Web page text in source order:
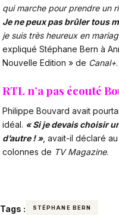
qui marche pour prendre un
Je ne peux pas brûler tous
je suis très heureux en
expliqué Stéphane Bern à
Nouvelle Edition » de Canal+.
RTL n’a pas écouté
Philippe Bouvard avait
idéal. « Si je devais choisir
d’autre ! », avait-il déclaré
colonnes de TV Magazine.
Tags : STÉPHANE BERN